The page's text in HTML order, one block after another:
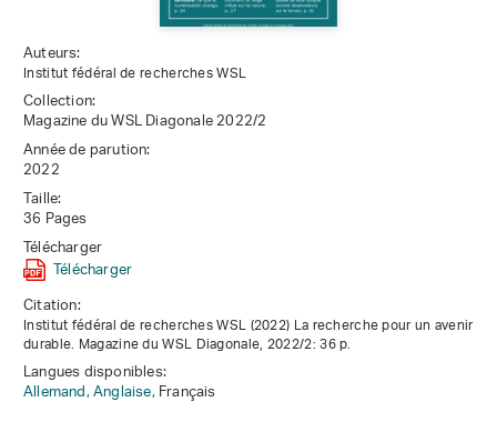
Auteurs:
Institut fédéral de recherches WSL
Collection:
Magazine du WSL Diagonale 2022/2
Année de parution:
2022
Taille:
36 Pages
Télécharger
Télécharger
Citation:
Institut fédéral de recherches WSL (2022) La recherche pour un avenir
durable. Magazine du WSL Diagonale, 2022/2: 36 p.
Langues disponibles:
Allemand,Anglaise,Français